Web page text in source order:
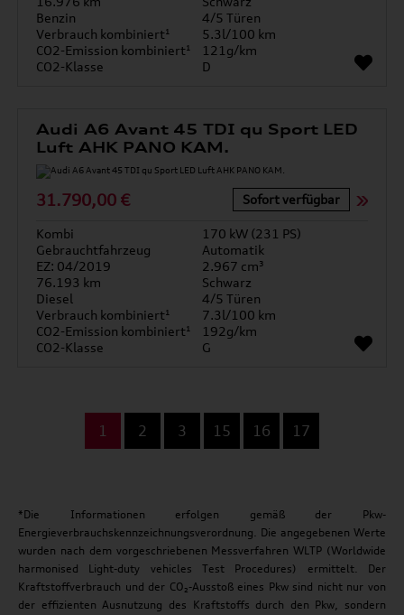
Benzin
4/5 Türen
Verbrauch kombiniert¹
5.3l/100 km
CO2-Emission kombiniert¹
121g/km
CO2-Klasse
D
Audi A6 Avant 45 TDI qu Sport LED
Luft AHK PANO KAM.
31.790,00 € Sofort verfügbar
Kombi
170 kW (231 PS)
Gebrauchtfahrzeug
Automatik
EZ: 04/2019
2.967 cm³
76.193 km
Schwarz
Diesel
4/5 Türen
Verbrauch kombiniert¹
7.3l/100 km
CO2-Emission kombiniert¹
192g/km
CO2-Klasse
G
1 2 3 15 16 17
*Die Informationen erfolgen gemäß der Pkw-
Energieverbrauchskennzeichnungsverordnung. Die angegebenen Werte
wurden nach dem vorgeschriebenen Messverfahren WLTP (Worldwide
harmonised Light-duty vehicles Test Procedures) ermittelt. Der
Kraftstoffverbrauch und der CO₂-Ausstoß eines Pkw sind nicht nur von
der effizienten Ausnutzung des Kraftstoffs durch den Pkw, sondern